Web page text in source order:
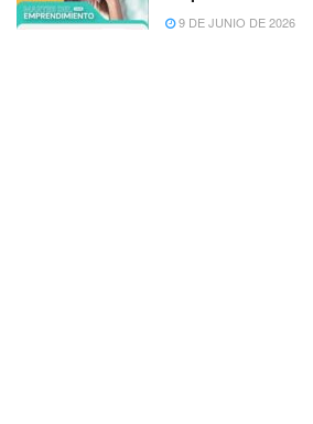
9 DE JUNIO DE 2026